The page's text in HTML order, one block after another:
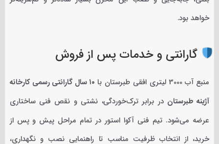
خواهد بود.
گارانتی و خدمات پس از فروش
منبع آب 3000 لیتری افقی طبرستان با
۱۰ سال گارانتی رسمی کارخانه
آژینه طبرستان در برابر ترک‌خوردگی، نشتی و نقص فنی ساختاری
عرضه می‌شود. تیم فنی آکوا استور در تمام مراحل پیش و پس از
خرید، از انتخاب ظرفیت مناسب تا راهنمایی نصب و نگهداری،